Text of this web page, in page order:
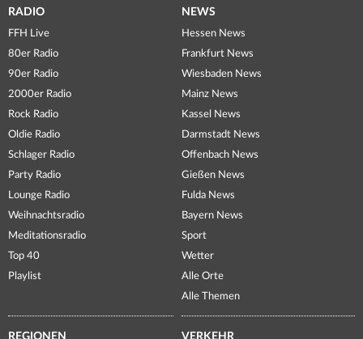
RADIO
FFH Live
80er Radio
90er Radio
2000er Radio
Rock Radio
Oldie Radio
Schlager Radio
Party Radio
Lounge Radio
Weihnachtsradio
Meditationsradio
Top 40
Playlist
NEWS
Hessen News
Frankfurt News
Wiesbaden News
Mainz News
Kassel News
Darmstadt News
Offenbach News
Gießen News
Fulda News
Bayern News
Sport
Wetter
Alle Orte
Alle Themen
REGIONEN VERKEHR